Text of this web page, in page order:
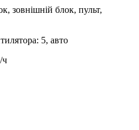
зовнішній блок, пульт,
: 5, авто
ч